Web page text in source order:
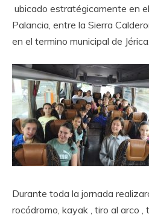
ubicado estratégicamente en
Palancia, entre la Sierra
en el termino municipal de Jérica.
Durante toda la jornada
rocódromo, kayak , tiro al arco ,